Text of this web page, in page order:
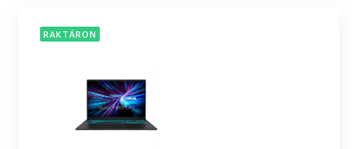
RAKTÁRON